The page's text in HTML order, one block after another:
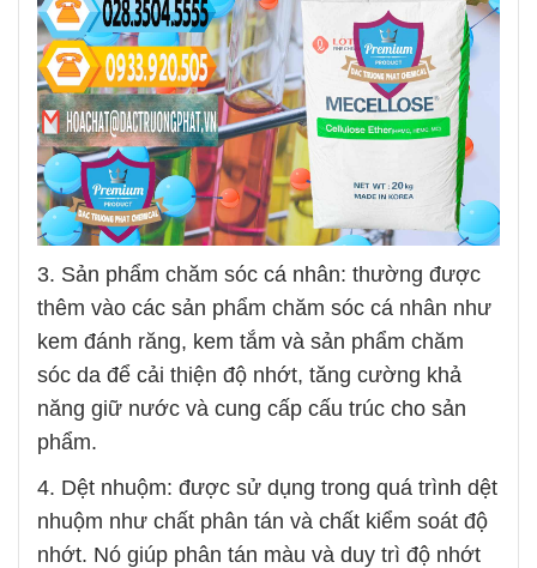
3. Sản phẩm chăm sóc cá nhân: thường được
thêm vào các sản phẩm chăm sóc cá nhân như
kem đánh răng, kem tắm và sản phẩm chăm
sóc da để cải thiện độ nhớt, tăng cường khả
năng giữ nước và cung cấp cấu trúc cho sản
phẩm.
4. Dệt nhuộm: được sử dụng trong quá trình dệt
nhuộm như chất phân tán và chất kiểm soát độ
nhớt. Nó giúp phân tán màu và duy trì độ nhớt